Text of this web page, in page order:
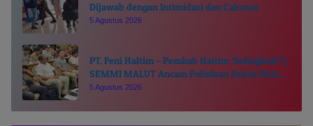
Dijawab dengan Intimidasi dan Cakaran
5 Agustus 2026
PT. Feni Haltim – Pemkab Haltim ‘Selingkuh’? |
SEMMI MALUT Ancam Polisikan Sekda Ricky
Chairul Richfat
5 Agustus 2026